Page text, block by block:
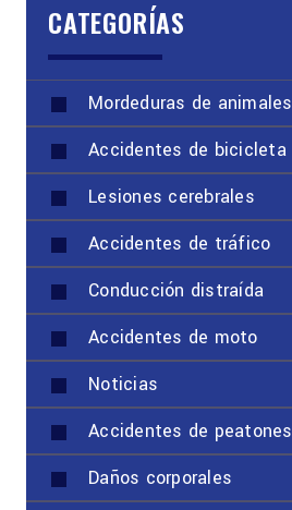
CATEGORÍAS
Mordeduras de animales
Accidentes de bicicleta
Lesiones cerebrales
Accidentes de tráfico
Conducción distraída
Accidentes de moto
Noticias
Accidentes de peatones
Daños corporales